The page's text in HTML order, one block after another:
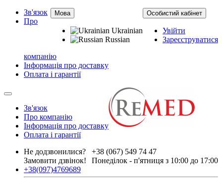
Особистий кабінет
Увійти
Зареєструватися
Мова
Ukrainian
Russian
Зв'язок
Про
компанію
Інформація про доставку
Оплата і гарантії
Зв'язок
Про компанію
Інформація про доставку
Оплата і гарантії
+38 (067) 549 74 47
Понеділок - п'ятниця з 10:00 до 17:00
Не додзвонилися?
Замовити дзвінок!
+38(097)4769689